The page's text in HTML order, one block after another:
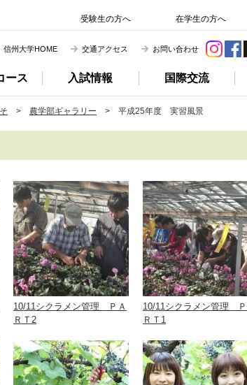
ース 入試情報 国際交流
受験生の方へ 在学生の方へ
信州大学HOME 交通アクセス お問い合わせ
> 農学部ギャラリー > 平成25年度 実習風景
10/11シクラメン管理 ＰＡ
ＲＴ2
10/11シクラメン管理
ＲＴ1